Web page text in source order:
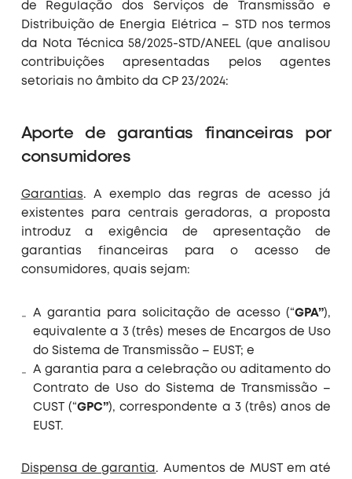
de Regulação dos Serviços de Transmissão e
Distribuição de Energia Elétrica – STD nos termos
da Nota Técnica 58/2025-STD/ANEEL (que analisou
contribuições apresentadas pelos agentes
setoriais no âmbito da CP 23/2024:
Aporte de garantias financeiras por
consumidores
Garantias. A exemplo das regras de acesso já
existentes para centrais geradoras, a proposta
introduz a exigência de apresentação de
garantias financeiras para o acesso de
consumidores, quais sejam:
A garantia para solicitação de acesso (“GPA”),
equivalente a 3 (três) meses de Encargos de Uso
do Sistema de Transmissão – EUST; e
A garantia para a celebração ou aditamento do
Contrato de Uso do Sistema de Transmissão –
CUST (“GPC”), correspondente a 3 (três) anos de
EUST.
Dispensa de garantia . Aumentos de MUST em até